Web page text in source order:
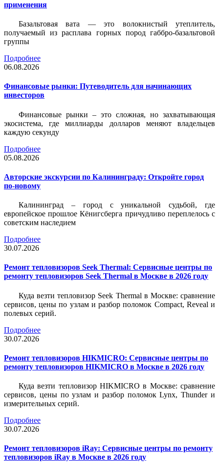
применения
Базальтовая вата — это волокнистый утеплитель,
получаемый из расплава горных пород габбро-базальтовой
группы
Подробнее
06.08.2026
Финансовые рынки: Путеводитель для начинающих
инвесторов
Финансовые рынки – это сложная, но захватывающая
экосистема, где миллиарды долларов меняют владельцев
каждую секунду
Подробнее
05.08.2026
Авторские экскурсии по Калининграду: Откройте город
по-новому
Калининград – город с уникальной судьбой, где
европейское прошлое Кёнигсберга причудливо переплелось с
советским наследием
Подробнее
30.07.2026
Ремонт тепловизоров Seek Thermal: Сервисные центры по
ремонту тепловизоров Seek Thermal в Москве в 2026 году
Куда везти тепловизор Seek Thermal в Москве: сравнение
сервисов, цены по узлам и разбор поломок Compact, Reveal и
полевых серий.
Подробнее
30.07.2026
Ремонт тепловизоров HIKMICRO: Сервисные центры по
ремонту тепловизоров HIKMICRO в Москве в 2026 году
Куда везти тепловизор HIKMICRO в Москве: сравнение
сервисов, цены по узлам и разбор поломок Lynx, Thunder и
измерительных серий.
Подробнее
30.07.2026
Ремонт тепловизоров iRay: Сервисные центры по ремонту
тепловизоров iRay в Москве в 2026 году